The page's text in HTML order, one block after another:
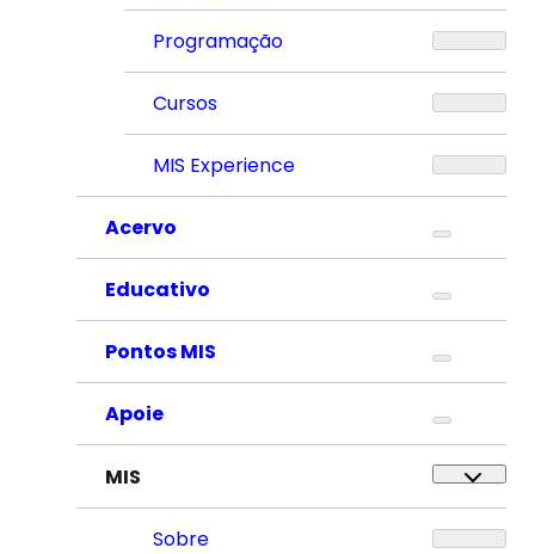
Programação
Cursos
MIS Experience
Acervo
Educativo
Pontos MIS
Apoie
MIS
Sobre